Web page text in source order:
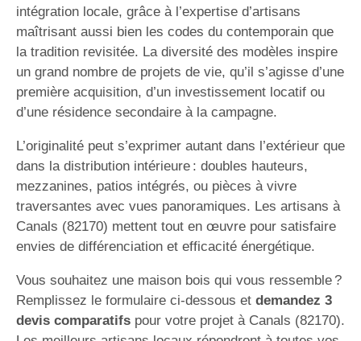
intégration locale, grâce à l’expertise d’artisans
maîtrisant aussi bien les codes du contemporain que
la tradition revisitée. La diversité des modèles inspire
un grand nombre de projets de vie, qu’il s’agisse d’une
première acquisition, d’un investissement locatif ou
d’une résidence secondaire à la campagne.
L’originalité peut s’exprimer autant dans l’extérieur que
dans la distribution intérieure : doubles hauteurs,
mezzanines, patios intégrés, ou pièces à vivre
traversantes avec vues panoramiques. Les artisans à
Canals (82170) mettent tout en œuvre pour satisfaire
envies de différenciation et efficacité énergétique.
Vous souhaitez une maison bois qui vous ressemble ?
Remplissez le formulaire ci-dessous et demandez 3
devis comparatifs pour votre projet à Canals (82170).